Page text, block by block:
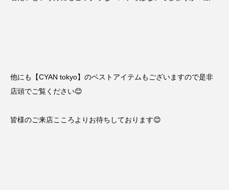
他にも【CYAN tokyo】のベストアイテムもございますので是非
店頭でご覧ください😊
皆様のご来店こころよりお待ちしております😊